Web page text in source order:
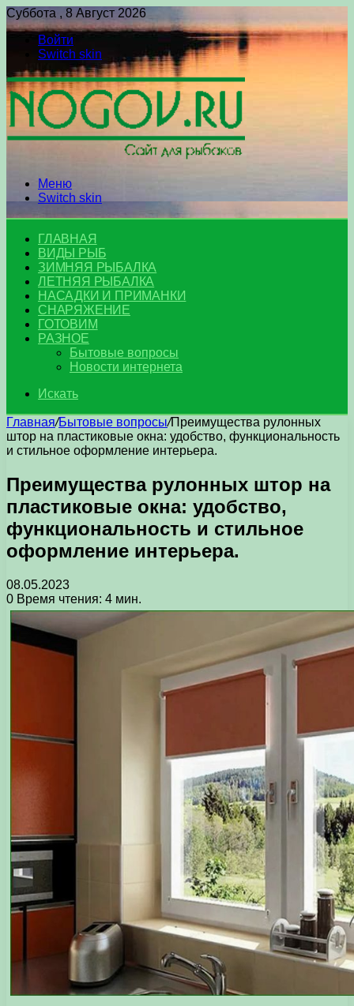
Суббота , 8 Август 2026
Войти
Switch skin
Меню
Switch skin
ГЛАВНАЯ
ВИДЫ РЫБ
ЗИМНЯЯ РЫБАЛКА
ЛЕТНЯЯ РЫБАЛКА
НАСАДКИ И ПРИМАНКИ
СНАРЯЖЕНИЕ
ГОТОВИМ
РАЗНОЕ
Бытовые вопросы
Новости интернета
Искать
Главная/Бытовые вопросы/Преимущества рулонных
штор на пластиковые окна: удобство, функциональность
и стильное оформление интерьера.
Преимущества рулонных штор на
пластиковые окна: удобство,
функциональность и стильное
оформление интерьера.
08.05.2023
0 Время чтения: 4 мин.